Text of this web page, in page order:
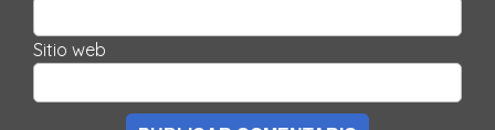
Sitio web